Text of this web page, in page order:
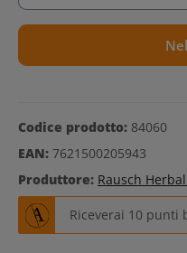
Codice prodotto: 84060
EAN: 7621500205943
Produttore: Rausch
Riceverai 10 punti